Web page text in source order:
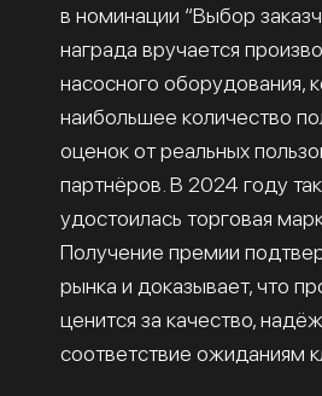
в номинации “Выбор
награда вручается
насосного оборудования,
наибольшее количество
оценок от реальных
партнёров. В 2024 году
удостоилась торговая
Получение премии
рынка и доказывает, что
ценится за качество,
соответствие ожиданиям